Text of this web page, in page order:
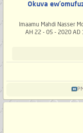
(Ganda) Okuva
-4- Imaamu Mahdi
AH 22 - 05 - 2020 AD